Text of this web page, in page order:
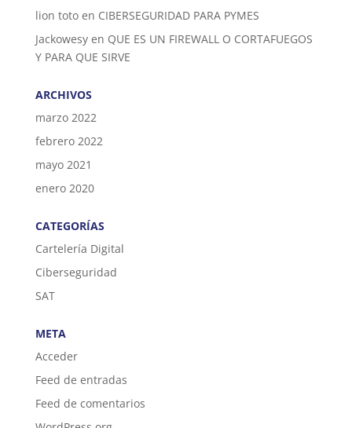
lion totoen CIBERSEGURIDAD PARA PYMES
Jackowesyen QUE ES UN FIREWALL O CORTAFUEGOS
Y PARA QUE SIRVE
ARCHIVOS
marzo 2022
febrero 2022
mayo 2021
enero 2020
CATEGORÍAS
Cartelería Digital
Ciberseguridad
SAT
META
Acceder
Feed de entradas
Feed de comentarios